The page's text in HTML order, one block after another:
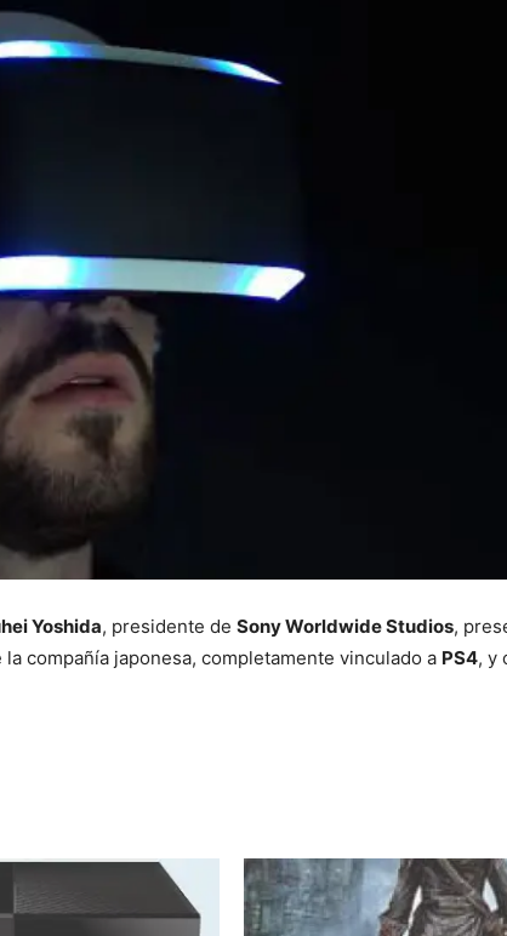
Yoshida, presidente de Sony Worldwide Studios,
compañía japonesa, completamente vinculado a PS4, y